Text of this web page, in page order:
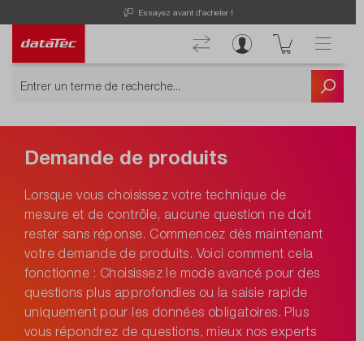
Essayez avant d'acheter !
Demande de produits
Lorsque vous choisissez votre technique de
mesure et de contrôle, aucune question ne doit
rester sans réponse. Commencez dès maintenant
votre demande de produits. Voici comment cela
fonctionne : Choisissez le mode avancé pour des
questions plus approfondies ou la saisie rapide
uniquement pour les données obligatoires. Plus
vous répondrez de questions, mieux nos experts